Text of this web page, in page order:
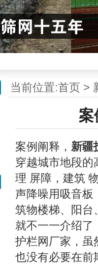
当前位置:首页 >
案
案例阐释， 新疆
穿越城市地段
理 屏障，建筑
声降噪用吸音板
筑物楼梯、阳台
就不一一介绍了
护栏网厂家，虽
也没有必要在前